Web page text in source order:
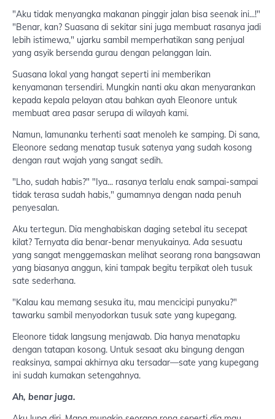
"Aku tidak menyangka makanan pinggir jalan bisa seenak ini...!"
"Benar, kan? Suasana di sekitar sini juga membuat rasanya jadi
lebih istimewa," ujarku sambil memperhatikan sang penjual
yang asyik bersenda gurau dengan pelanggan lain.
Suasana lokal yang hangat seperti ini memberikan
kenyamanan tersendiri. Mungkin nanti aku akan menyarankan
kepada kepala pelayan atau bahkan ayah Eleonore untuk
membuat area pasar serupa di wilayah kami.
Namun, lamunanku terhenti saat menoleh ke samping. Di sana,
Eleonore sedang menatap tusuk satenya yang sudah kosong
dengan raut wajah yang sangat sedih.
"Lho, sudah habis?" "Iya... rasanya terlalu enak sampai-sampai
tidak terasa sudah habis," gumamnya dengan nada penuh
penyesalan.
Aku tertegun. Dia menghabiskan daging setebal itu secepat
kilat? Ternyata dia benar-benar menyukainya. Ada sesuatu
yang sangat menggemaskan melihat seorang rona bangsawan
yang biasanya anggun, kini tampak begitu terpikat oleh tusuk
sate sederhana.
"Kalau kau memang sesuka itu, mau mencicipi punyaku?"
tawarku sambil menyodorkan tusuk sate yang kupegang.
Eleonore tidak langsung menjawab. Dia hanya menatapku
dengan tatapan kosong. Untuk sesaat aku bingung dengan
reaksinya, sampai akhirnya aku tersadar—sate yang kupegang
ini sudah kumakan setengahnya.
Ah, benar juga.